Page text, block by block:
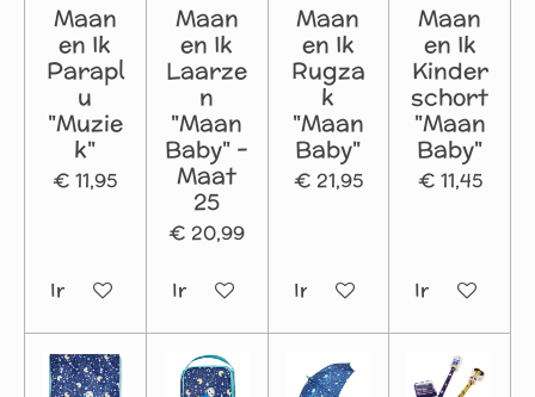
Maan
en Ik
Parapl
u
"Muzie
k"
€ 11,95
In winkelwagen
Maan
en Ik
Laarze
n
"Maan
Baby" -
Maat
25
€ 20,99
In winkelwagen
Maan
en Ik
Rugza
k
"Maan
Baby"
€ 21,95
In winkelwagen
Maan
en Ik
Kinder
schort
"Maan
Baby"
€ 11,45
In